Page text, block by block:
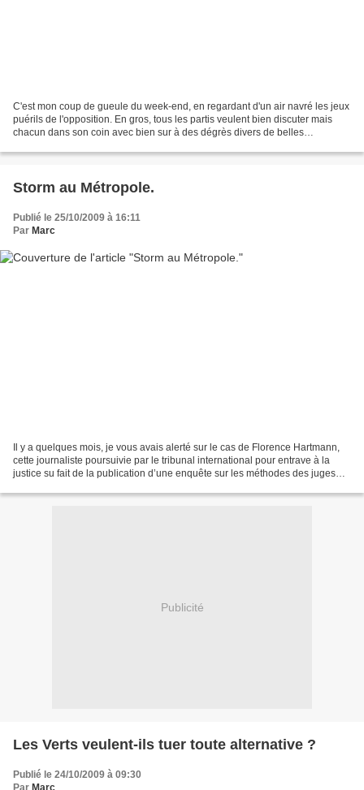
C'est mon coup de gueule du week-end, en regardant d'un air navré les jeux
puérils de l'opposition. En gros, tous les partis veulent bien discuter mais
chacun dans son coin avec bien sur à des dégrès divers de belles
Storm au Métropole.
Publié le 25/10/2009 à 16:11
Par Marc
Il y a quelques mois, je vous avais alerté sur le cas de Florence Hartmann,
cette journaliste poursuivie par le tribunal international pour entrave à la
justice su fait de la publication d’une enquête sur les méthodes des juges
Publicité
Les Verts veulent-ils tuer toute alternative ?
Publié le 24/10/2009 à 09:30
Par Marc